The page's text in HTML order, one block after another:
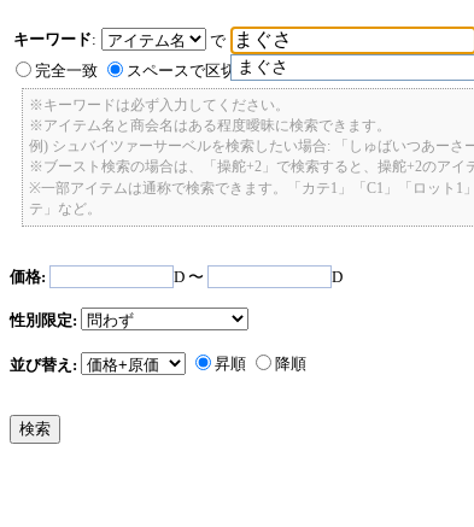
キーワード:
で
まぐさ
完全一致
スペースで区切ったキーワードのいずれかを含む
※キーワードは必ず入力してください。
※アイテム名と商会名はある程度曖昧に検索できます。
例) シュバイツァーサーベルを検索したい場合: 「しゅばいつあーさ
※ブースト検索の場合は、「操舵+2」で検索すると、操舵+2のアイ
※一部アイテムは通称で検索できます。「カテ1」「C1」「ロット1
テ」など。
価格: D 〜 D
性別限定:
並び替え: 昇順 降順